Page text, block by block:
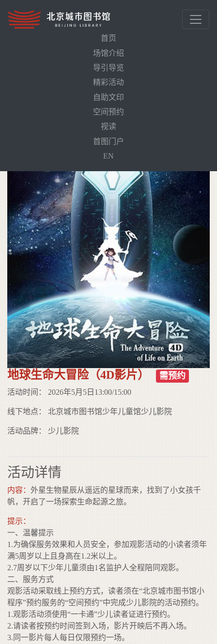
首页
场馆介绍
导引导览
精彩活动
自助文印
空间预约
视读
首图门户
EN
地球生命大冒险（4D影片） 需预约
活动时间： 2026年5月5日13:00/15:00
线下地点： 北京城市图书馆少年儿童馆少儿影院
活动品牌： 少儿影院
活动详情
内容： 外星生物星辰从遥远的星球而来，找到了小女孩千
帆，开启了一场探索生命起源之旅。
提示：
一、温馨提示
1.为确保服务效果和人员安全，参加观影活动的小读者须年
满5周岁以上且身高在1.2米以上。
2.7周岁以下少年儿童须由1名监护人全程陪同观影。
二、服务方式
观影活动采取线上预约方式，读者须在“北京城市图书馆小
程序”预约服务的“空间预约”中完成少儿影院的活动预约。
1.观影活动须使用“一卡通”少儿读者证进行预约。
2.请读者按预约时间签到入场，影片开映后不再入场。
3.同一影片每人每日仅限预约一场。